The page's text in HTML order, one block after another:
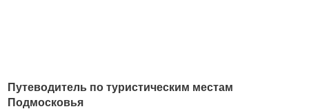
Путеводитель по туристическим местам
Подмосковья